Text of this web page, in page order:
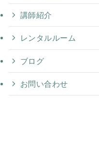
講師紹介
レンタルルーム
ブログ
お問い合わせ